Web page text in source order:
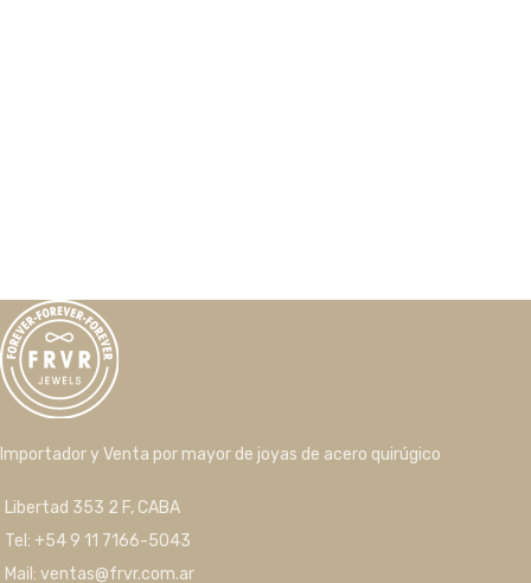
Importador y Venta por mayor de joyas de acero quirúgico
Libertad 353 2 F, CABA
Tel: +54 9 11 7166-5043
Mail: ventas@frvr.com.ar